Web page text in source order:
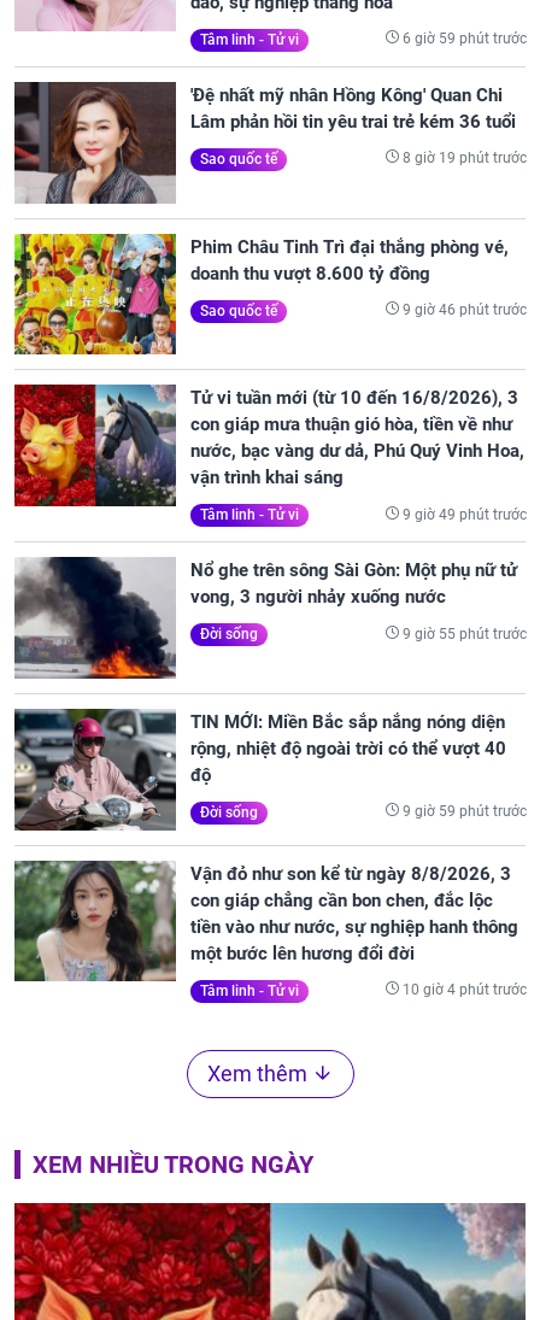
Tâm linh - Tử vi 6 giờ 59 phút trước
'Đệ nhất mỹ nhân Hồng Kông' Quan Chi
Lâm phản hồi tin yêu trai trẻ kém 36 tuổi
Sao quốc tế 8 giờ 19 phút trước
Phim Châu Tinh Trì đại thắng phòng vé,
doanh thu vượt 8.600 tỷ đồng
Sao quốc tế 9 giờ 46 phút trước
Tử vi tuần mới (từ 10 đến 16/8/2026), 3
con giáp mưa thuận gió hòa, tiền về như
nước, bạc vàng dư dả, Phú Quý Vinh Hoa,
vận trình khai sáng
Tâm linh - Tử vi 9 giờ 49 phút trước
Nổ ghe trên sông Sài Gòn: Một phụ nữ tử
vong, 3 người nhảy xuống nước
Đời sống 9 giờ 55 phút trước
TIN MỚI: Miền Bắc sắp nắng nóng diện
rộng, nhiệt độ ngoài trời có thể vượt 40
độ
Đời sống 9 giờ 59 phút trước
Vận đỏ như son kể từ ngày 8/8/2026, 3
con giáp chẳng cần bon chen, đắc lộc
tiền vào như nước, sự nghiệp hanh thông
một bước lên hương đổi đời
Tâm linh - Tử vi 10 giờ 4 phút trước
Xem thêm
XEM NHIỀU TRONG NGÀY